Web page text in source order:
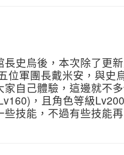
史烏後，本次除了更
位軍團長戴米安，與史
自己體驗，這邊就不
，且角色等級
技能，不過有些技能